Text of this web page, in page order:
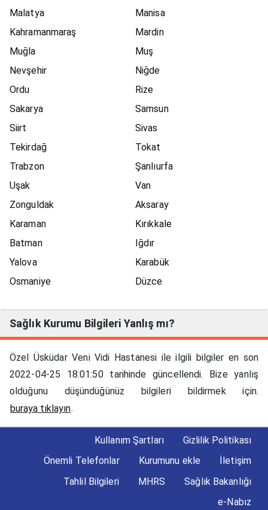
Malatya
Manisa
Kahramanmaraş
Mardin
Muğla
Muş
Nevşehir
Niğde
Ordu
Rize
Sakarya
Samsun
Siirt
Sivas
Tekirdağ
Tokat
Trabzon
Şanlıurfa
Uşak
Van
Zonguldak
Aksaray
Karaman
Kırıkkale
Batman
Iğdır
Yalova
Karabük
Osmaniye
Düzce
Sağlık Kurumu Bilgileri Yanlış mı?
Özel Üsküdar Veni Vidi Hastanesi ile ilgili bilgiler en son
2022-04-25 18:01:50 tarihinde güncellendi. Bize yanlış
olduğunu düşündüğünüz bilgileri bildirmek için.
buraya tıklayın.
Kullanım Şartları
Gizlilik Politikası
Önemli Telefonlar
Kurumunu ekle
İletişim
Tahlil Bilgileri
MHRS
Sağlık Bakanlığı
e-Nabız